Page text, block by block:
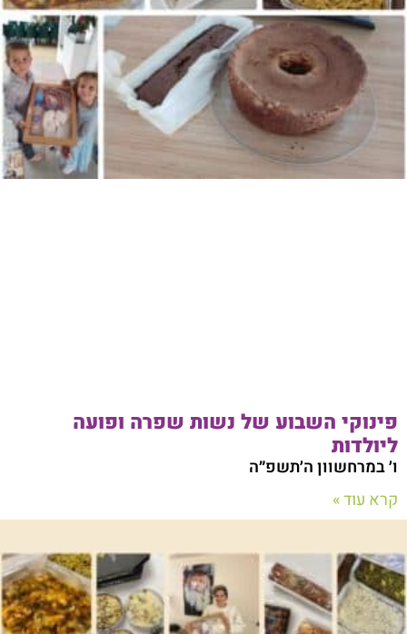
פינוקי השבוע של נשות שפרה ופועה
ליולדות
ו׳ במרחשוון ה׳תשפ״ה
קרא עוד »